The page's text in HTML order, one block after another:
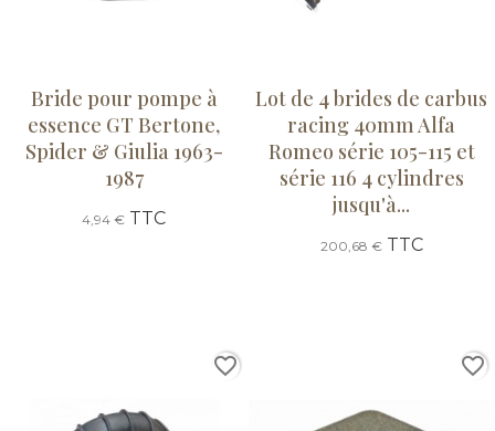
Bride pour pompe à
essence GT Bertone,
Spider & Giulia 1963-
1987
4,94 € TTC
Lot de 4 brides de carbus
racing 40mm Alfa
Romeo série 105-115 et
série 116 4 cylindres
jusqu'à...
200,68 €TTC
favorite_border favorite_border